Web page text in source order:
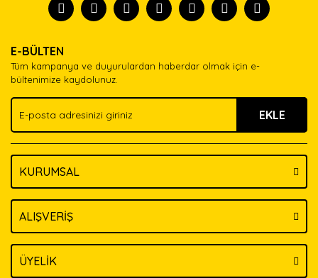
Ürün açıklamasında eksik bilgiler bulunuyor.
Ürün bilgilerinde hatalar bulunuyor.
Ürün fiyatı diğer sitelerden daha pahalı.
Bu ürüne benzer farklı alternatifler olmalı.
E-BÜLTEN
Tüm kampanya ve duyurulardan haberdar olmak için e-
bültenimize kaydolunuz.
EKLE
KURUMSAL
ALIŞVERİŞ
ÜYELİK